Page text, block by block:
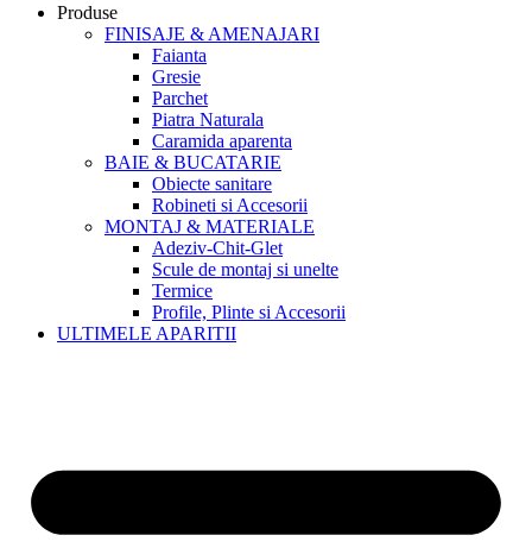
Produse
FINISAJE & AMENAJARI
Faianta
Gresie
Parchet
Piatra Naturala
Caramida aparenta
BAIE & BUCATARIE
Obiecte sanitare
Robineti si Accesorii
MONTAJ & MATERIALE
Adeziv-Chit-Glet
Scule de montaj si unelte
Termice
Profile, Plinte si Accesorii
ULTIMELE APARITII